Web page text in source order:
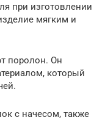
при изготовлении
мягким и
поролон. Он
который
с начесом, также